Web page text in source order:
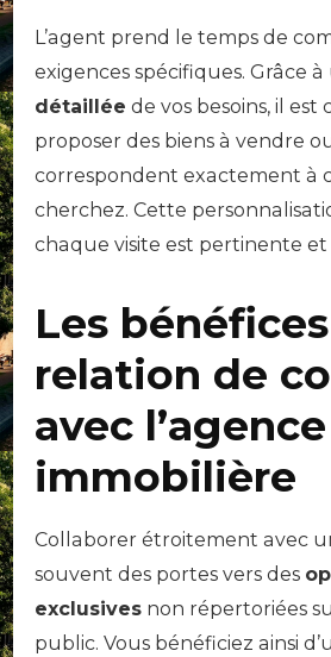
L’agent prend le temps de
exigences spécifiques. Grâce à
détaillée de vos besoins, il est
proposer des biens à vendre
correspondent exactement à
cherchez. Cette
chaque visite est pertinente
Les
relation de
avec l’agence
immobilière
Collaborer étroitement avec
souvent des portes vers des
exclusives non répertoriées
public. Vous bénéficiez ainsi